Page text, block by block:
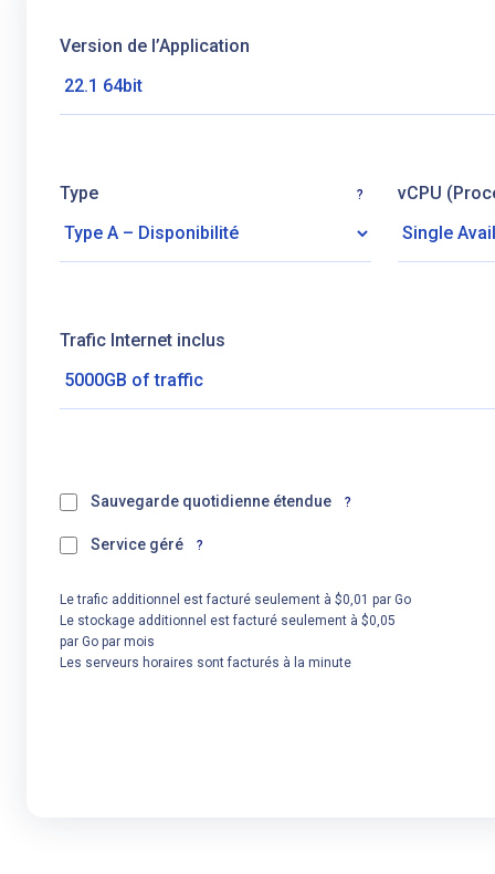
Version de l’Application
Type ? vCPU
Trafic Internet inclus
Sauvegarde quotidienne étendue ?
Service géré ?
Le trafic additionnel est facturé seulement à $0,01 par Go
Le stockage additionnel est facturé seulement à $0,05
par Go par mois
Les serveurs horaires sont facturés à la minute